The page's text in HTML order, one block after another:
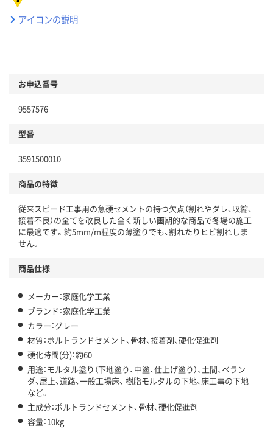
アイコンの説明
お申込番号
9557576
型番
3591500010
商品の特徴
従来スピード工事用の急硬セメントの持つ欠点（割れやダレ、収縮、
接着不良）の全てを改良した全く新しい画期的な商品で冬場の施工
に最適です。約5mm/m程度の薄塗りでも、割れたりヒビ割れしま
せん。
商品仕様
メーカー：家庭化学工業
ブランド：家庭化学工業
カラー：グレー
材質：ポルトランドセメント、骨材、接着剤、硬化促進剤
硬化時間(分)：約60
用途：モルタル塗り（下地塗り、中塗、仕上げ塗り）、土間、ベラン
ダ、屋上、道路、一般工場床、 樹脂モルタルの下地、床工事の下地
など。
主成分：ポルトランドセメント、骨材、硬化促進剤
容量：10kg